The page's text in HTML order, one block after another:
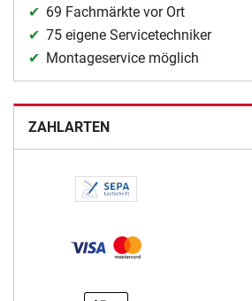
69 Fachmärkte vor Ort
75 eigene Servicetechniker
Montageservice möglich
ZAHLARTEN